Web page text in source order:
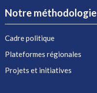
Notre méthodologie
Cadre politique
Plateformes régionales
Projets et initiatives